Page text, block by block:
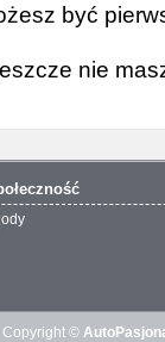
być
nie
Copyright ©